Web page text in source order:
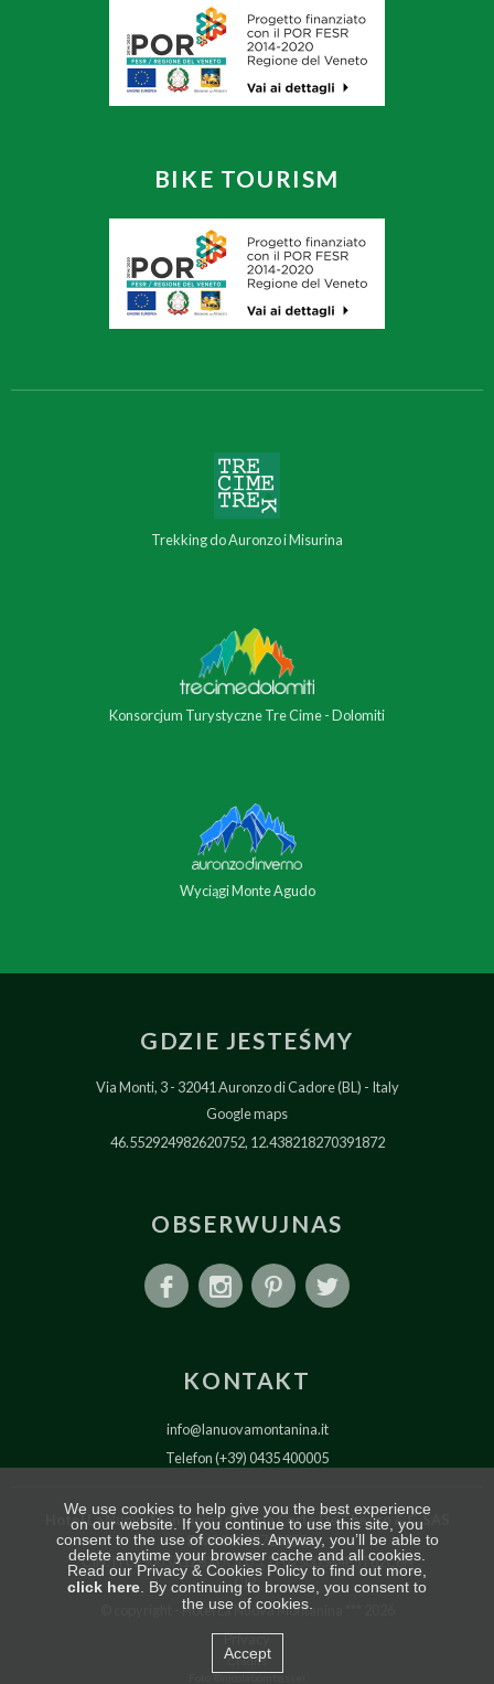
BIKE TOURISM
Trekking do Auronzo i Misurina
Konsorcjum Turystyczne Tre Cime - Dolomiti
Wyciągi Monte Agudo
GDZIE JESTEŚMY
Via Monti, 3 32041 Auronzo di Cadore (BL)
Italy
Google maps
46.552924982620752, 12.438218270391872
OBSERWUJNAS
KONTAKT
info@lanuovamontanina.it
Telefon (+39) 0435 400005
Hotel La Nuova Montanina di Carla Corte De Checco & C. SAS
P.IVA 00592710255
CIN: IT025005A1ZBXUQLU3, IT025005B4E5T62C6H
CIR:
Hotel La Nuova Montanina *** 2026
Privacy
Credits
Foto ®nicolabombassei
We use cookies to help give you the best experience
on our website. If you continue to use this site, you
consent to the use of cookies. Anyway, you’ll be able to
delete anytime your browser cache and all cookies.
Read our Privacy & Cookies Policy to find out more,
click here . By continuing to browse, you consent to
the use of cookies.